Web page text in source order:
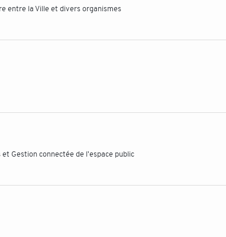
entre la Ville et divers organismes
Gestion connectée de l'espace public